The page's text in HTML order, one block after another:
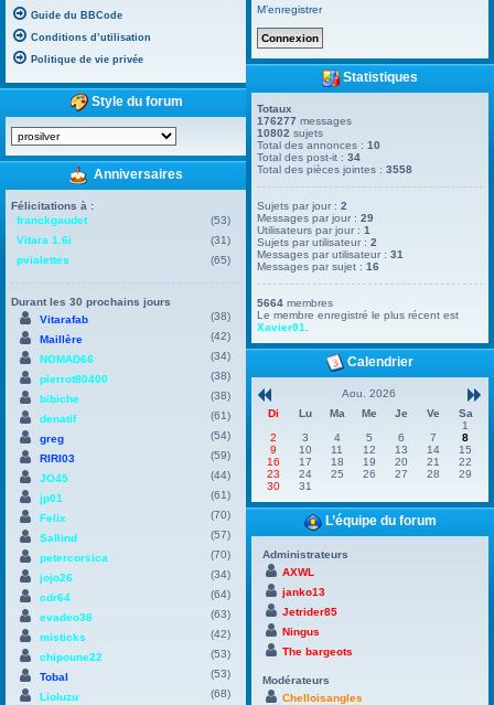
Guide du BBCode
Conditions d’utilisation
Politique de vie privée
Style du forum
Anniversaires
Félicitations à :
franckgaudet
(53)
Vitara 1.6i
(31)
pvialettes
(65)
Durant les 30 prochains jours
Vitarafab
(38)
Maillère
(42)
NOMAD66
(34)
pierrot80400
(38)
bibiche
(38)
denatif
(61)
greg
(54)
RIRI03
(59)
JO45
(44)
jp01
(61)
Felix
(70)
Sallind
(57)
petercorsica
(70)
jojo26
(34)
cdr64
(64)
evadeo38
(63)
misticks
(42)
chipoune22
(53)
Tobal
(53)
Lioluzu
(68)
M’enregistrer
Statistiques
Totaux
176277 messages
10802 sujets
Total des annonces :10
Total des post-it :34
Total des pièces jointes :3558
Sujets par jour :2
Messages par jour :29
Utilisateurs par jour :1
Sujets par utilisateur :2
Messages par utilisateur :31
Messages par sujet :16
5664 membres
Le membre enregistré le plus récent est
Xavier01
Calendrier
Aou. 2026
Di
Lu Ma Me Je Ve
Sa
1
2
3 4 5 6 7
8
9
10 11 12 13 14
15
16
17 18 19 20 21
22
23
24 25 26 27 28
29
30
31
L’équipe du forum
Administrateurs
AXWL
janko13
Jetrider85
Ningus
The bargeots
Modérateurs
Chelloisangles